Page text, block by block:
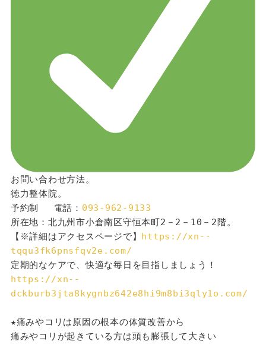
お問い合わせ方法。
徳力整体院。
予約制 　電話： 093-962-9133
所在地：北九州市小倉南区守恒本町2－2－10－2階。
【※詳細はアクセスページで】 https://xn--
tqqu3fk6pnsfqv2e.com/
定期的なケアで、快適な毎日を目指しましょう！
https://xn--
dckburb3jta8kygnbz642e8hi9m8bi3qly1o.com/
★痛みやコリは原因の根本の体質改善から
痛みやコリが起きている方は頭も膨張して大きい